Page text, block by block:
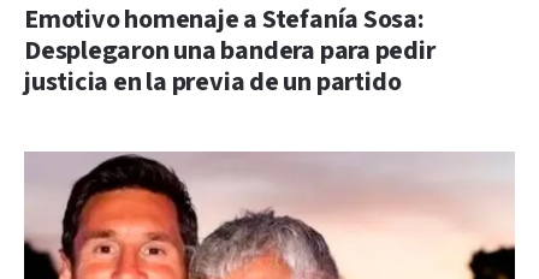
Emotivo homenaje a Stefanía Sosa:
Desplegaron una bandera para pedir
justicia en la previa de un partido